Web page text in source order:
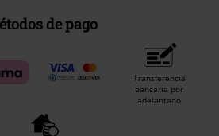
de pago
Transferencia
bancaria por
adelantado